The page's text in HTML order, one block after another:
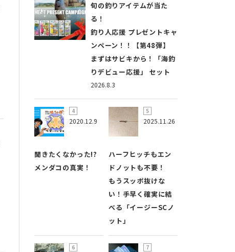
2026.8.3
旬の釣りアイテムが当た
る！
釣り人応援 プレゼントキャ
ンペーン！！【第48弾】
まずはサビキから！「海釣
りデビュー応援」 セット
2020.12.9
聞きたくなかった!?
メンダコの真実！
2025.11.26
ハーフヒッチもエン
ドノットも不要！
もうスッポ抜けな
い！手早く確実に結
べる「イージーSCノ
ット」